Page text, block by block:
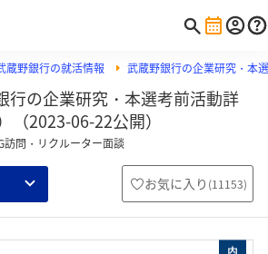
蔵野銀行の就活情報 武蔵野銀行の企業研究・本
行の企業研究・本選考前活動詳
2023-06-22公開）
訪問・リクルーター面談
お気に入り (11153)